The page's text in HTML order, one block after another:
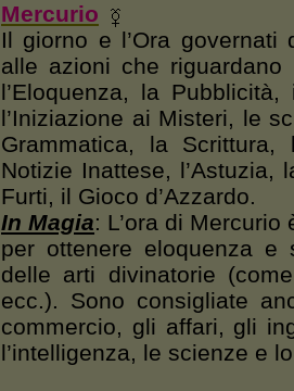
Mercurio
Il giorno e l’Ora
alle azioni che riguardano
l’Eloquenza, la
l’Iniziazione ai Misteri, le
Grammatica, la Scrittura,
Notizie Inattese, l’Astuzia,
Furti, il Gioco d’Azzardo.
In Magia: L’ora di
per ottenere eloquenza e
delle arti divinatorie
ecc.). Sono consigliate
commercio, gli affari, gli
l’intelligenza, le scienze e